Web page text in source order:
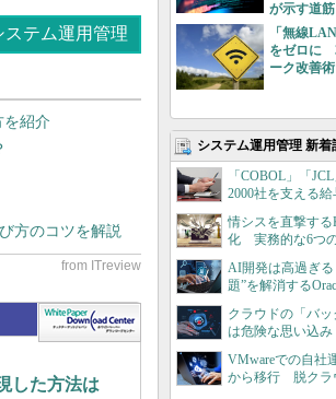
ステム運用管理
を紹介
方のコツを解説
した方法は
が示す道筋
「無線
をゼロに
ーク改善術
システム運用管理 新着
「COBOL」「
2000社を支える
情シスを直撃する
化 実務的な6つ
AI開発は高過ぎ
題”を解消する
クラウドの「バッ
は危険な思い込み
VMwareでの自社
から移行 脱クラ